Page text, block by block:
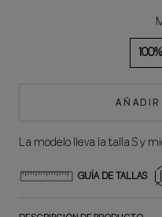
La modelo lleva la talla S y
GUÍA DE TALLAS